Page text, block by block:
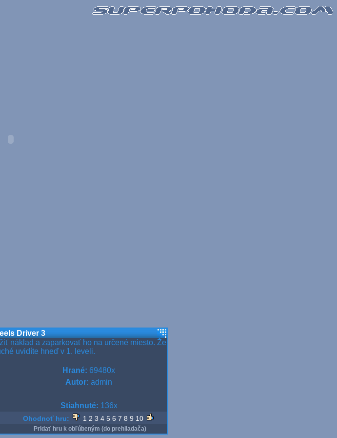
Driver 3
náklad a zaparkovať ho na určené miesto. Že
uvidíte hneď v 1. leveli.
Hrané: 69480x
Autor: admin
Stiahnuté: 136x
Ohodnoť hru: 1 2 3 4 5 6 7 8 9 10
Pridať hru k obľúbeným (do prehliadača)